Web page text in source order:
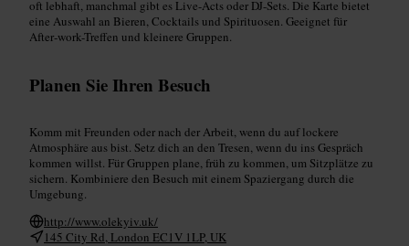
oft lebhaft, manchmal gibt es Live-Acts oder DJ-Sets. Die Karte bietet
eine Auswahl an Bieren, Cocktails und Spirituosen. Geeignet für
After‑work-Treffen und kleinere Gruppen.
Planen Sie Ihren Besuch
Komm mit Freunden oder nach der Arbeit, wenn du auf lockere
Atmosphäre aus bist. Setz dich an den Tresen, wenn du ins Gespräch
kommen willst. Für Gruppen plane, früh zu kommen, um Sitzplätze zu
sichern. Kombiniere den Besuch mit einem Spaziergang durch die
Umgebung.
http://www.olekyiv.uk/
145 City Rd, London EC1V 1LP, UK